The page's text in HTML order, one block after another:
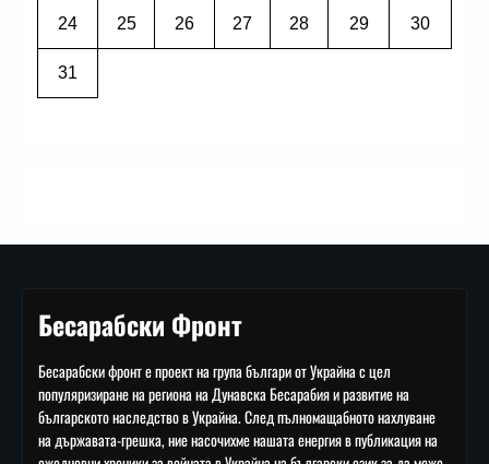
24 25 26 27 28 29 30
31
Бесарабски Фронт
Бесарабски фронт е проект на група българи от Украйна с цел
популяризиране на региона на Дунавска Бесарабия и развитие на
българското наследство в Украйна. След пълномащабното нахлуване
на държавата-грешка, ние насочихме нашата енергия в публикация на